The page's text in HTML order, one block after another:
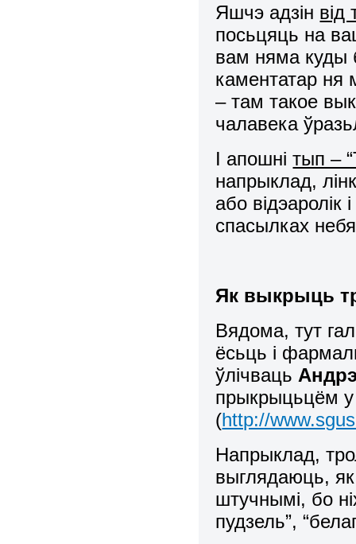
Яшчэ адзін від
посьцяць на
вам няма куды
каментатар ня
– там такое
чалавека
І апошнітып –
напрыклад,
або відэаролік
спасылках
Як выкрыць
Вядома, тут
ёсьць і
ўлічваць
прыкрыцьцём
(http://
Напрыклад,
выглядаюць,
штучнымі, бо
пудзель”,